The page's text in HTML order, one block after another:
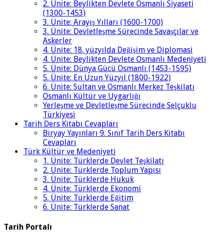
2. Ünite: Beylikten Devlete Osmanlı Siyaseti
(1300-1453)
3. Ünite: Arayış Yılları (1600-1700)
3. Ünite: Devletleşme Sürecinde Savaşçılar ve
Askerler
4. Ünite: 18. yüzyılda Değişim ve Diplomasi
4. Ünite: Beylikten Devlete Osmanlı Medeniyeti
5. Ünite: Dünya Gücü Osmanlı (1453-1595)
5. Ünite: En Uzun Yüzyıl (1800-1922)
6. Ünite: Sultan ve Osmanlı Merkez Teşkilatı
Osmanlı Kültür ve Uygarlığı
Yerleşme ve Devletleşme Sürecinde Selçuklu
Türkiyesi
Tarih Ders Kitabı Cevapları
Biryay Yayınları 9. Sınıf Tarih Ders Kitabı
Cevapları
Türk Kültür ve Medeniyeti
1. Ünite: Türklerde Devlet Teşkilatı
2. Ünite: Türklerde Toplum Yapısı
3. Ünite: Türklerde Hukuk
4. Ünite: Türklerde Ekonomi
5. Ünite: Türklerde Eğitim
6. Ünite: Türklerde Sanat
Tarih Portalı